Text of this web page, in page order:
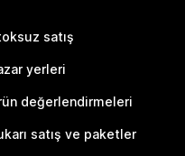
satış
yerleri
değerlendirmeleri
satış ve paketler